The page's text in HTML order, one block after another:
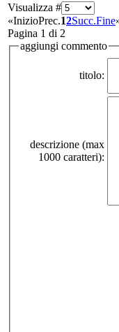
Visualizza #
«InizioPrec.12Succ.Fine
Pagina 1 di 2
aggiungi commento
titolo:
descrizione (max
1000 caratteri):